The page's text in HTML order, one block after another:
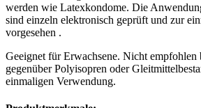
werden wie Latexkondome. Die
sind einzeln elektronisch geprüft und zur
vorgesehen .
Geeignet für Erwachsene. Nicht
gegenüber Polyisopren oder
einmaligen Verwendung.